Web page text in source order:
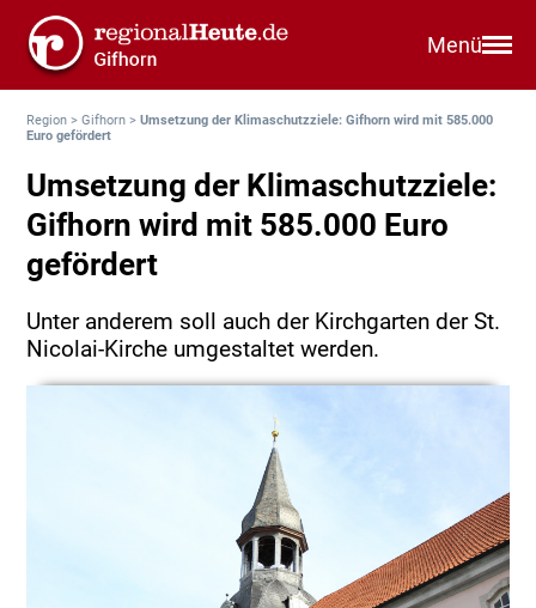
Menü
Region >Gifhorn >Umsetzung der Klimaschutzziele: Gifhorn wird mit 585.000
Euro gefördert
Umsetzung der Klimaschutzziele:
Gifhorn wird mit 585.000 Euro
gefördert
Unter anderem soll auch der Kirchgarten der St.
Nicolai-Kirche umgestaltet werden.